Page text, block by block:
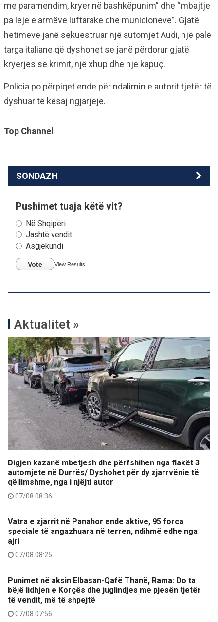
me paramendim, kryer në bashkëpunim” dhe “mbajtje
pa leje e armëve luftarake dhe municioneve”. Gjatë
hetimeve janë sekuestruar një automjet Audi, një palë
targa italiane që dyshohet se janë përdorur gjatë
kryerjes së krimit, një xhup dhe një kapuç.
Policia po përpiqet ende për ndalimin e autorit tjetër të
dyshuar të kësaj ngjarjeje.
Top Channel
SONDAZH
Pushimet tuaja këtë vit?
Në Shqipëri
Jashtë vendit
Asgjëkundi
Vote View Results
Aktualitet »
Digjen kazanë mbetjesh dhe përfshihen nga flakët 3
automjete në Durrës/ Dyshohet për dy zjarrvënie të
qëllimshme, nga i njëjti autor
07/08 08:36
Vatra e zjarrit në Panahor ende aktive, 95 forca
speciale të angazhuara në terren, ndihmë edhe nga
ajri
07/08 08:25
Punimet në aksin Elbasan-Qafë Thanë, Rama: Do ta
bëjë lidhjen e Korçës dhe juglindjes me pjesën tjetër
të vendit, më të shpejtë
07/08 07:56